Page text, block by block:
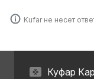
Kufar не несет
Куфар